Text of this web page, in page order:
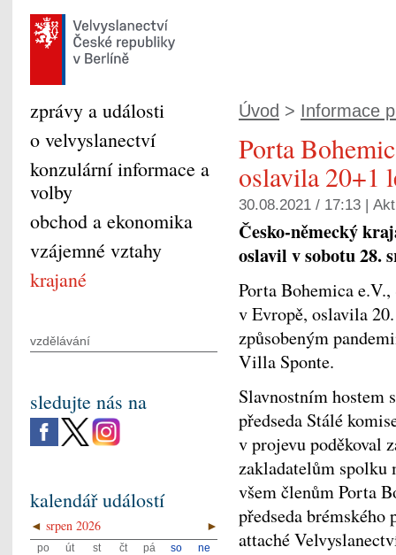
Úvod > Informace
Porta
oslavila 20+1
30.08.2021 / 17:13 |
Česko-německý
oslavil v sobotu 28.
Porta Bohemica
v Evropě, oslavila
způsobeným
Villa Sponte.
Slavnostním hostem
předseda Stálé
v projevu poděkoval
zakladatelům
všem členům Porta
předseda
attaché
zprávy a události
o velvyslanectví
konzulární informace a
volby
obchod a ekonomika
vzájemné vztahy
krajané
vzdělávání
sledujte nás na
kalendář událostí
◄ ►
srpen 2026
po út st čt pá so
ne